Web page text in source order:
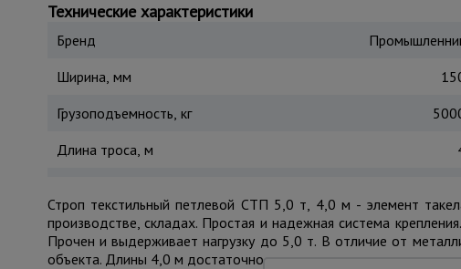
Технические характеристики
Бренд
Ширина, мм
Грузоподъемность, кг
Длина троса, м
Строп текстильный петлевой СТП 5,0 т, 4,0 м - элемент
производстве, складах. Простая и надежная система
Прочен и выдерживает нагрузку до 5,0 т. В отличие от
объекта. Длины 4,0 м достаточно для закрепления и подъема